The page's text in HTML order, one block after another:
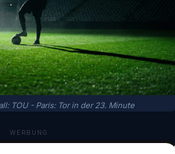
TOU - Paris: Tor in der 23. Minute
WERBUNG